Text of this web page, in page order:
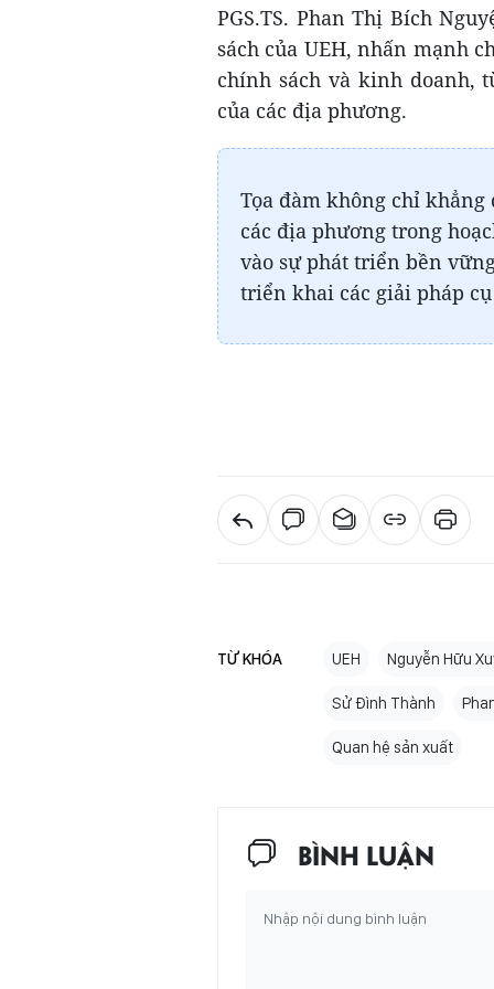
PGS.TS. Phan Thị Bích
sách của UEH, nhấn mạnh
chính sách và kinh doanh,
của các địa phương.
Tọa đàm không chỉ
các địa phương trong
vào sự phát triển bền
triển khai các giải pháp
TỪ KHÓA UEH Nguyễn Hữu
Sử Đình Thành
Quan hệ sản xuất
BÌNH LUẬN